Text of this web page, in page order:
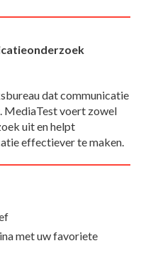
dat communicatie
MediaTest voert zowel
uit en helpt
effectiever te maken.
met uw favoriete